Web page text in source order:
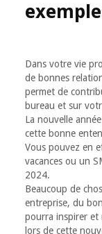
Dans votre vie
de bonnes
permet de
bureau et sur
La nouvelle
cette bonne
Vous pouvez en
vacances ou un
2024.
Beaucoup de
entreprise, du
pourra inspirer et
lors de cette